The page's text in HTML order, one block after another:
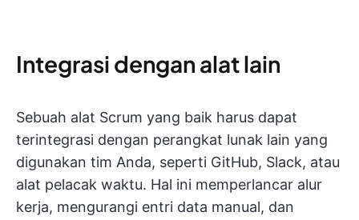
Integrasi dengan alat lain
Sebuah alat Scrum yang baik harus dapat
terintegrasi dengan perangkat lunak lain yang
digunakan tim Anda, seperti GitHub, Slack, atau
alat pelacak waktu. Hal ini memperlancar alur
kerja, mengurangi entri data manual, dan